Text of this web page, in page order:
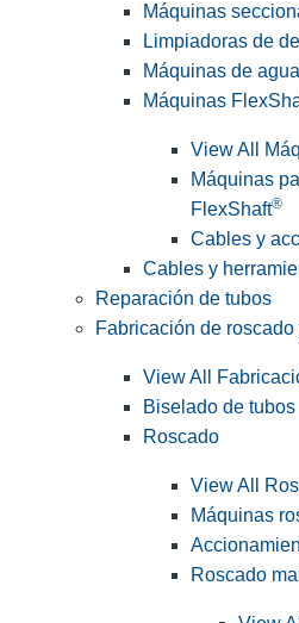
Máquinas
Limpiadoras de
Máquinas de
Máquinas
View All
Máquinas
FlexShaft®
Cables y
Cables y
Reparación de tubos
Fabricación de
View All
Biselado de tubos
Roscado
View All
Máquinas
Roscado